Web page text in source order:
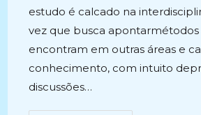
estudo é calcado na
vez que busca apontarmétodos
encontram em outras áreas e
conhecimento, com intuito
discussões…